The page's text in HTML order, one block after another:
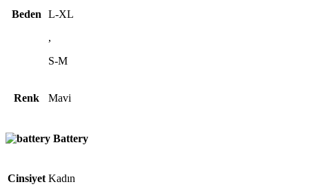
Beden
L-XL
,
S-M
Renk Mavi
Battery
Cinsiyet Kadın